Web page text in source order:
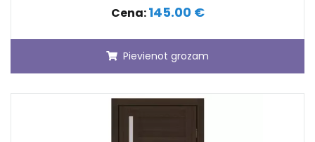
Cena:145.00 €
Pievienot grozam